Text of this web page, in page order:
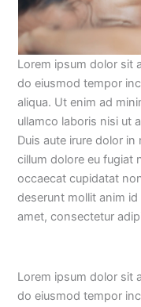
Lorem ipsum dolor sit
do eiusmod tempor
aliqua. Ut enim ad
ullamco laboris nisi ut
Duis aute irure dolor
cillum dolore eu fugiat
occaecat cupidatat
deserunt mollit anim
amet, consectetur
Lorem ipsum dolor sit
do eiusmod tempor